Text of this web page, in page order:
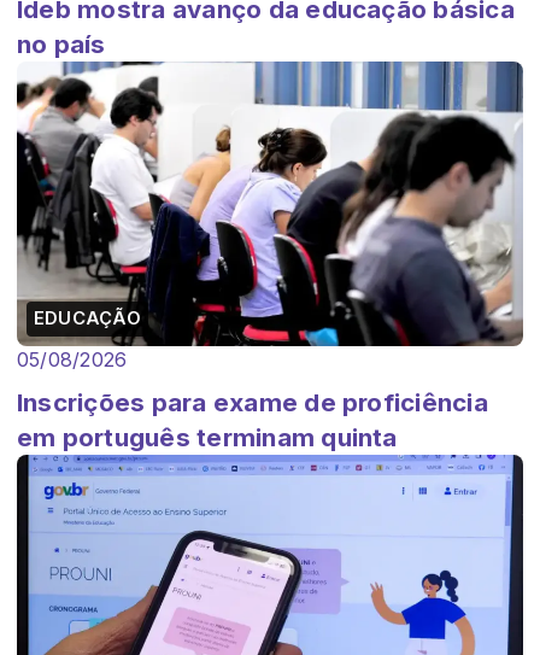
Ideb mostra avanço da educação básica
no país
EDUCAÇÃO
05/08/2026
Inscrições para exame de proficiência
em português terminam quinta